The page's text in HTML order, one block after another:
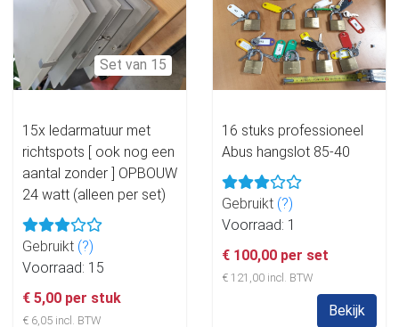
Set van 15
15x ledarmatuur met
richtspots [ ook nog een
aantal zonder ] OPBOUW
24 watt (alleen per set)
Gebruikt (?)
Voorraad: 15
€ 5,00 per stuk
€ 6,05 incl. BTW
16 stuks professioneel
Abus hangslot 85-40
Gebruikt (?)
Voorraad: 1
€ 100,00 per set
€ 121,00 incl. BTW
Bekijk